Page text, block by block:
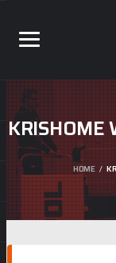
KRISHOME
HOME